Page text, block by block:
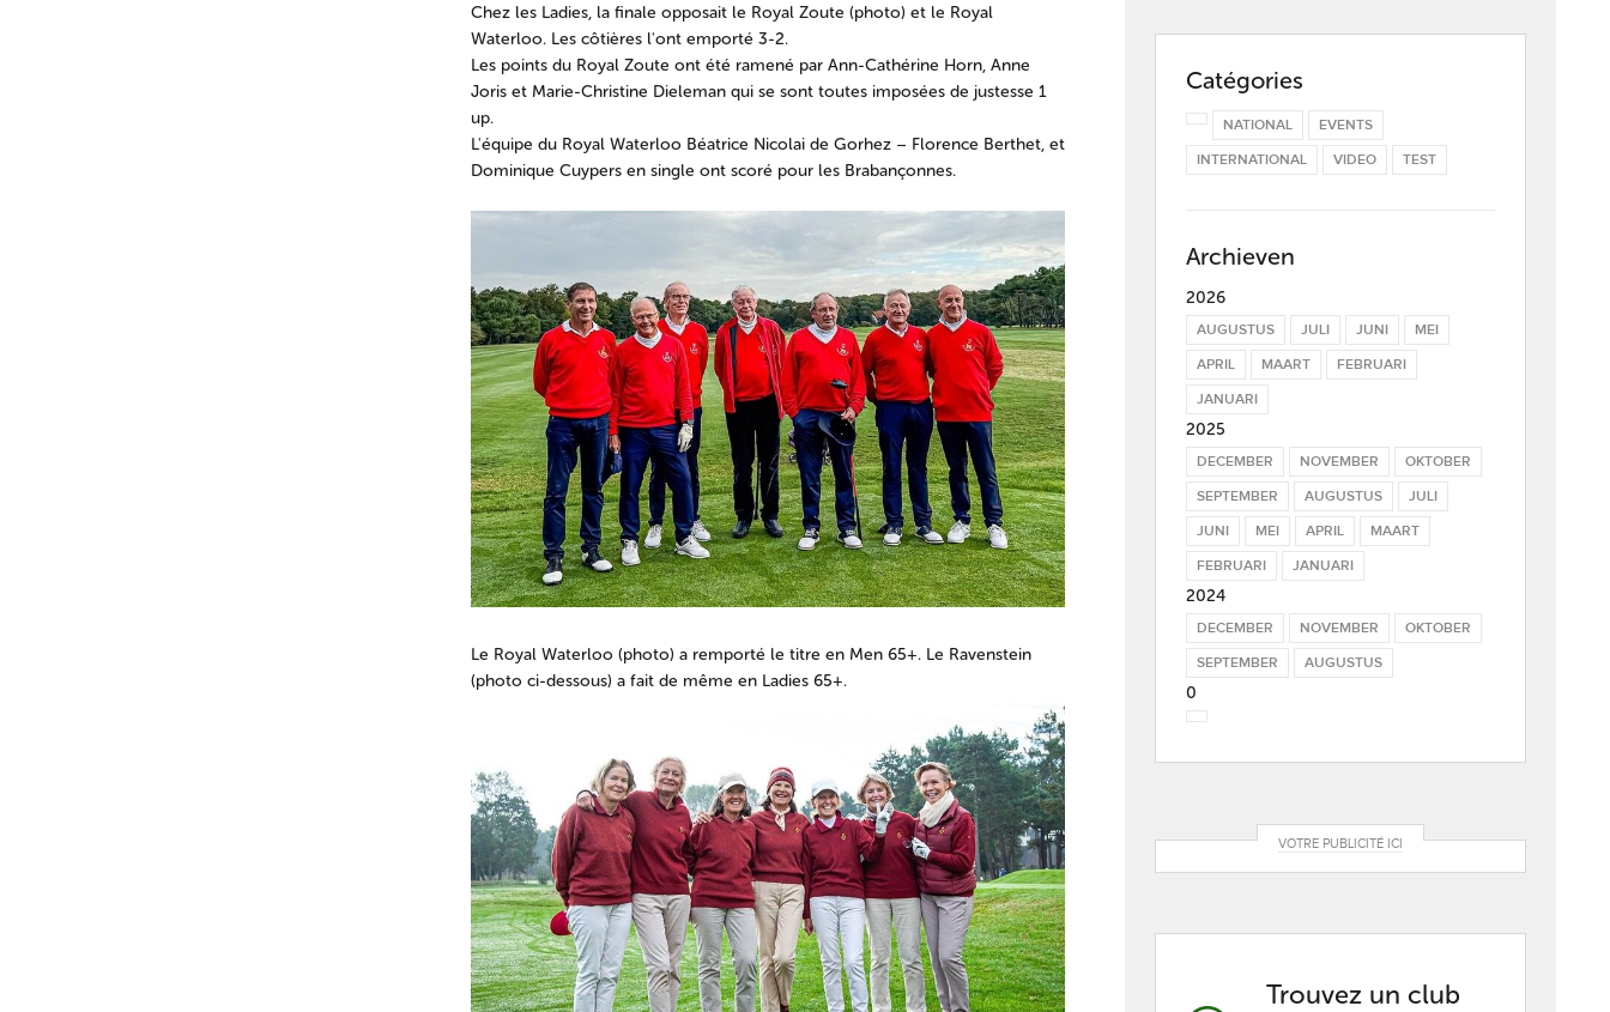
Chez les Ladies, la finale opposait le Royal Zoute (photo) et le Royal
Waterloo. Les côtières l'ont emporté 3-2.
Les points du Royal Zoute ont été ramené par Ann-Cathérine Horn, Anne
Joris et Marie-Christine Dieleman qui se sont toutes imposées de justesse 1
up.
L'équipe du Royal Waterloo Béatrice Nicolai de Gorhez – Florence Berthet, et
Dominique Cuypers en single ont scoré pour les Brabançonnes.
Le Royal Waterloo (photo) a remporté le titre en Men 65+. Le Ravenstein
(photo ci-dessous) a fait de même en Ladies 65+.
Catégories
NATIONAL
EVENTS
INTERNATIONAL
VIDEO TEST
Archieven
2026
AUGUSTUS JULI JUNI
MEI
APRIL
MAART
FEBRUARI
JANUARI
2025
DECEMBER NOVEMBER
OKTOBER
SEPTEMBER
AUGUSTUS
JULI
JUNI
MEI APRIL
MAART
FEBRUARI
JANUARI
2024
DECEMBER NOVEMBER
OKTOBER
SEPTEMBER
AUGUSTUS
0
VOTRE PUBLICITÉ ICI
Trouvez un club